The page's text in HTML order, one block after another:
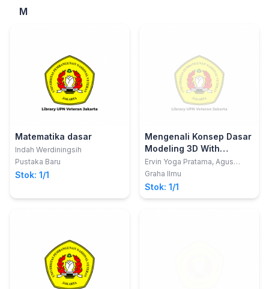
M
Matematika dasar
Indah Werdiningsih
Pustaka Baru
Stok: 1/1
Mengenali Konsep Dasar
Modeling 3D With
Autodesk Maya
Ervin Yoga Pratama, Agus
Styawan
Graha Ilmu
Stok: 1/1